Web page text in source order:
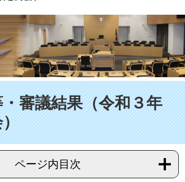
審議結果（令和３年
ページ内目次